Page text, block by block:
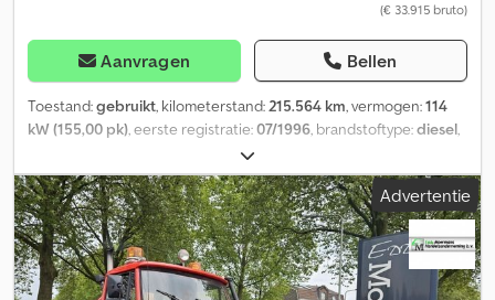
(€ 33.915 bruto)
Aanvragen Bellen
Toestand:gebruikt, kilometerstand:215.564 km, vermogen:114
kW (155,00 pk), eerste registratie:07/1996, brandstoftype:diesel,
blauw
mechanisch, emissieklasse:euro1, aantal zitplaatsen:2, totale
lengte:5.310 mm, totale breedte:2.300 mm, totale hoogte:3.030
mm, Uitrusting:vierwielaandrijving, * Vierwielaandrijving *
Voorhydrauliek (4 x dubbelwerkend circuit & 1 x enkelwerkend
circuit) * Achterhydrauliek (1 x dubbelwerkend circuit & 1 x
enkelwerkend circuit) * Voorste aftakas * Voorste aanhaakpunt *
Advertentie